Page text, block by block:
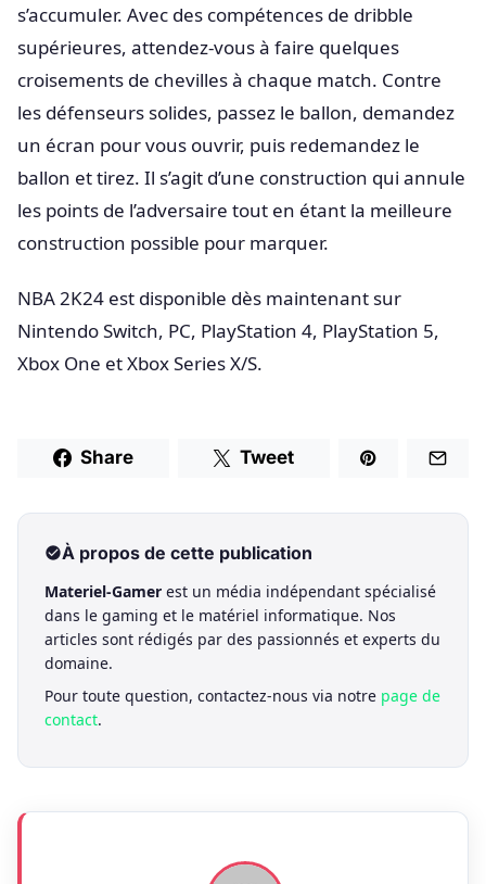
s’accumuler. Avec des compétences de dribble
supérieures, attendez-vous à faire quelques
croisements de chevilles à chaque match. Contre
les défenseurs solides, passez le ballon, demandez
un écran pour vous ouvrir, puis redemandez le
ballon et tirez. Il s’agit d’une construction qui annule
les points de l’adversaire tout en étant la meilleure
construction possible pour marquer.
NBA 2K24 est disponible dès maintenant sur
Nintendo Switch, PC, PlayStation 4, PlayStation 5,
Xbox One et Xbox Series X/S.
Share Tweet
À propos de cette publication
Materiel-Gamer est un média indépendant spécialisé
dans le gaming et le matériel informatique. Nos
articles sont rédigés par des passionnés et experts du
domaine.
Pour toute question, contactez-nous via notre page de
contact.